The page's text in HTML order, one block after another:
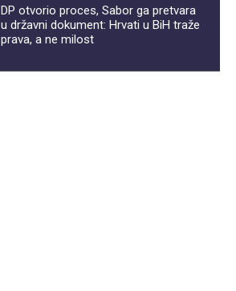
DP otvorio proces, Sabor ga pretvara
u državni dokument: Hrvati u BiH traže
prava, a ne milost